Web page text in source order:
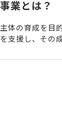
業とは？
体の育成を目
支援し、その